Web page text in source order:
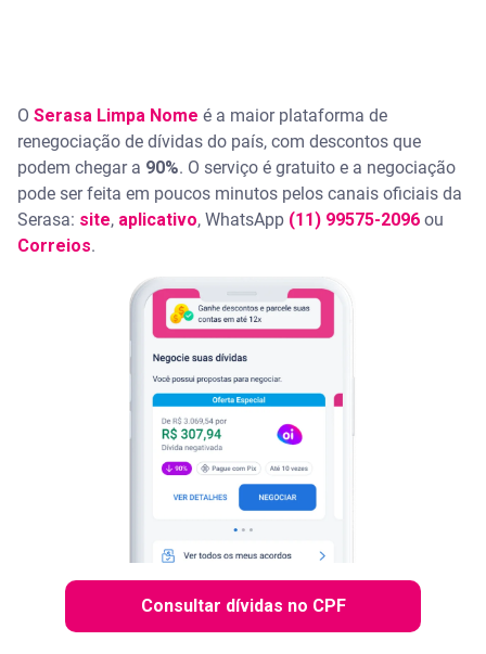
O Serasa Limpa Nome é a maior plataforma de
renegociação de dívidas do país, com descontos que
podem chegar a 90%. O serviço é gratuito e a negociação
pode ser feita em poucos minutos pelos canais oficiais da
Serasa: site, aplicativo, WhatsApp (11) 99575-2096 ou
Correios.
Consultar dívidas no CPF